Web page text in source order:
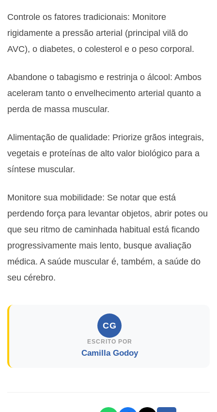
Controle os fatores tradicionais: Monitore
rigidamente a pressão arterial (principal vilã do
AVC), o diabetes, o colesterol e o peso corporal.
Abandone o tabagismo e restrinja o álcool: Ambos
aceleram tanto o envelhecimento arterial quanto a
perda de massa muscular.
Alimentação de qualidade: Priorize grãos integrais,
vegetais e proteínas de alto valor biológico para a
síntese muscular.
Monitore sua mobilidade: Se notar que está
perdendo força para levantar objetos, abrir potes ou
que seu ritmo de caminhada habitual está ficando
progressivamente mais lento, busque avaliação
médica. A saúde muscular é, também, a saúde do
seu cérebro.
CG
ESCRITO POR
Camilla Godoy